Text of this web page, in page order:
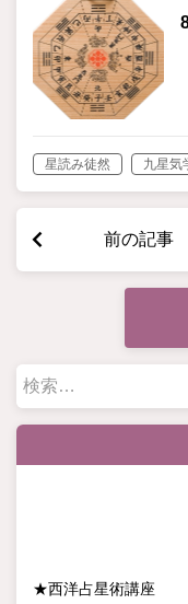
星読み徒然 九星気
前の記事
検
索:
★西洋占星術講座